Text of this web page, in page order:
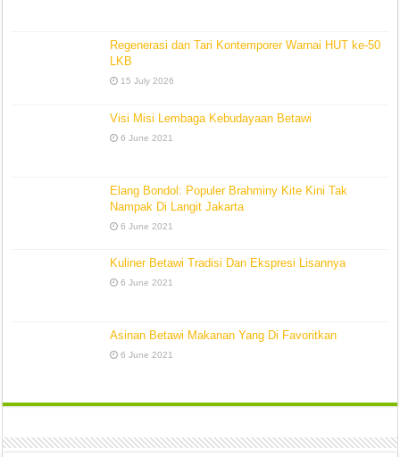
Regenerasi dan Tari Kontemporer Warnai HUT ke-50
LKB
15 July 2026
Visi Misi Lembaga Kebudayaan Betawi
6 June 2021
Elang Bondol: Populer Brahminy Kite Kini Tak
Nampak Di Langit Jakarta
6 June 2021
Kuliner Betawi Tradisi Dan Ekspresi Lisannya
6 June 2021
Asinan Betawi Makanan Yang Di Favoritkan
6 June 2021